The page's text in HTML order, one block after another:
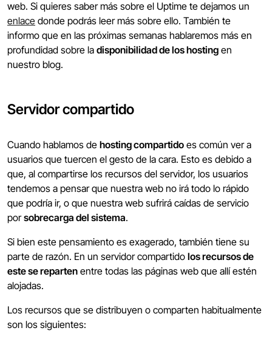
web. Si quieres saber más sobre el Uptime te dejamos un
enlace donde podrás leer más sobre ello. También te
informo que en las próximas semanas hablaremos más en
profundidad sobre la disponibilidad de los hosting en
nuestro blog.
Servidor compartido
Cuando hablamos de hosting compartido es común ver a
usuarios que tuercen el gesto de la cara. Esto es debido a
que, al compartirse los recursos del servidor, los usuarios
tendemos a pensar que nuestra web no irá todo lo rápido
que podría ir, o que nuestra web sufrirá caídas de servicio
porsobrecarga del sistema.
Si bien este pensamiento es exagerado, también tiene su
parte de razón. En un servidor compartido los recursos de
este se reparten entre todas las páginas web que allí estén
alojadas.
Los recursos que se distribuyen o comparten habitualmente
son los siguientes: